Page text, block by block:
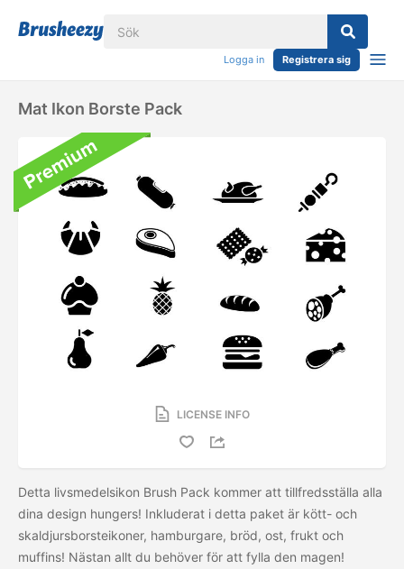
Logga in Registrera sig
Mat Ikon Borste Pack
LICENSE INFO
Detta livsmedelsikon Brush Pack kommer att tillfredsställa alla
dina design hungers! Inkluderat i detta paket är kött- och
skaldjursborsteikoner, hamburgare, bröd, ost, frukt och
muffins! Nästan allt du behöver för att fylla den magen!